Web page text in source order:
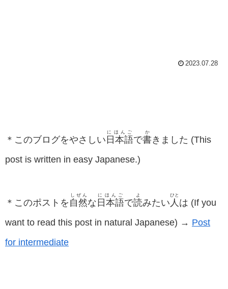
2023.07.28
＊このブログをやさしい 日本語
にほんご
で書
か
きました (This
post is written in easy Japanese.)
＊このポストを 自然
しぜん
な 日本語
にほんご
で読
よ
みたい 人
ひと
は (If you
want to read this post in natural Japanese) → Post
for intermediate